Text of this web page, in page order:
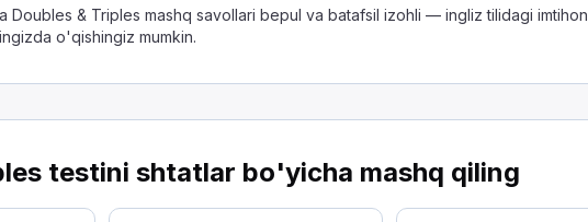
oldini olishning eng yaxshi usuli nima?
oldini olishning eng yaxshi yo'li xavfsiz deb hisoblagan
biri to'g'ri?
Doubles & Triples mashq savollari bepul va batafsil izohli — ingliz tilidagi
o'qishingiz mumkin.
testini shtatlar bo'yicha mashq qiling